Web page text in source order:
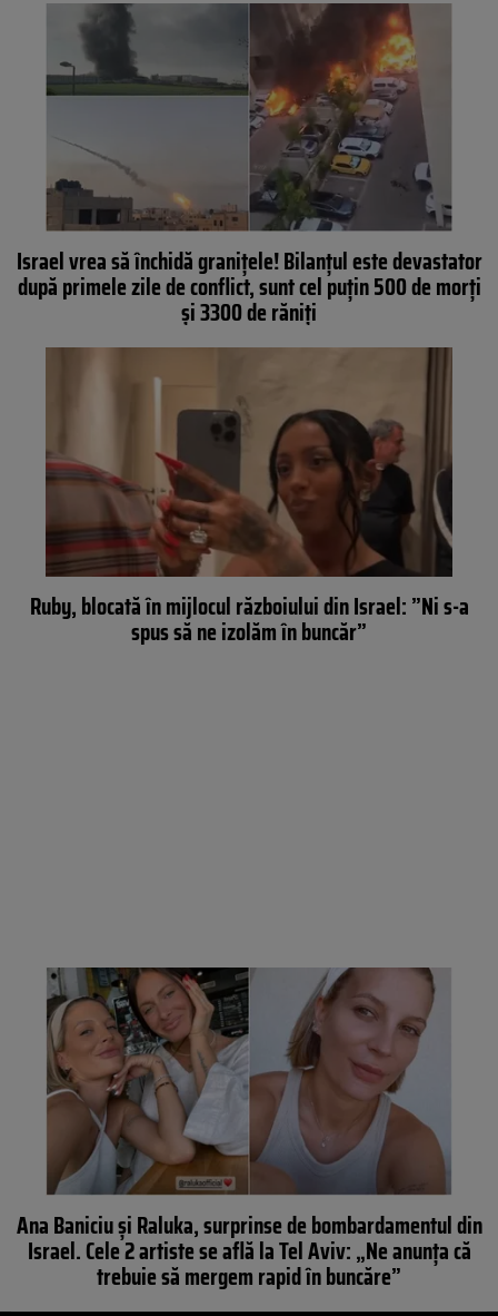
Israel vrea să închidă granițele! Bilanțul este devastator
după primele zile de conflict, sunt cel puțin 500 de morți
și 3300 de răniți
Ruby, blocată în mijlocul războiului din Israel: ”Ni s-a
spus să ne izolăm în buncăr”
Ana Baniciu și Raluka, surprinse de bombardamentul din
Israel. Cele 2 artiste se află la Tel Aviv: „Ne anunța că
trebuie să mergem rapid în buncăre”